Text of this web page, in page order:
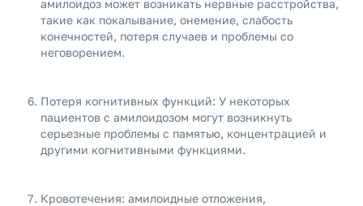
амилоидоз может возникать нервные расстройства,
такие как покалывание, онемение, слабость
конечностей, потеря случаев и проблемы со
неговорением.
Потеря когнитивных функций: У некоторых
пациентов с амилоидозом могут возникнуть
серьезные проблемы с памятью, концентрацией и
другими когнитивными функциями.
Кровотечения: амилоидные отложения,